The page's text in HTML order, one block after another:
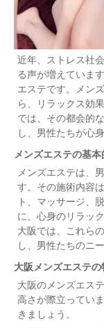
近年、ストレス社
る声が増えていま
エステです。メン
ら、リラックス効
では、その都会的
し、男性たちが心
メンズエステの基
メンズエステは、
す。その施術内容
ト、マッサージ、
に、心身のリラッ
大阪では、これら
し、男性たちのニ
大阪メンズエステの
大阪のメンズエス
高さが際立ってい
きましょう。